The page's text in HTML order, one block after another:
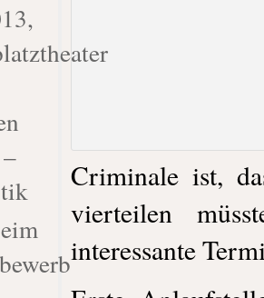
Criminale ist,
vierteilen
interessante